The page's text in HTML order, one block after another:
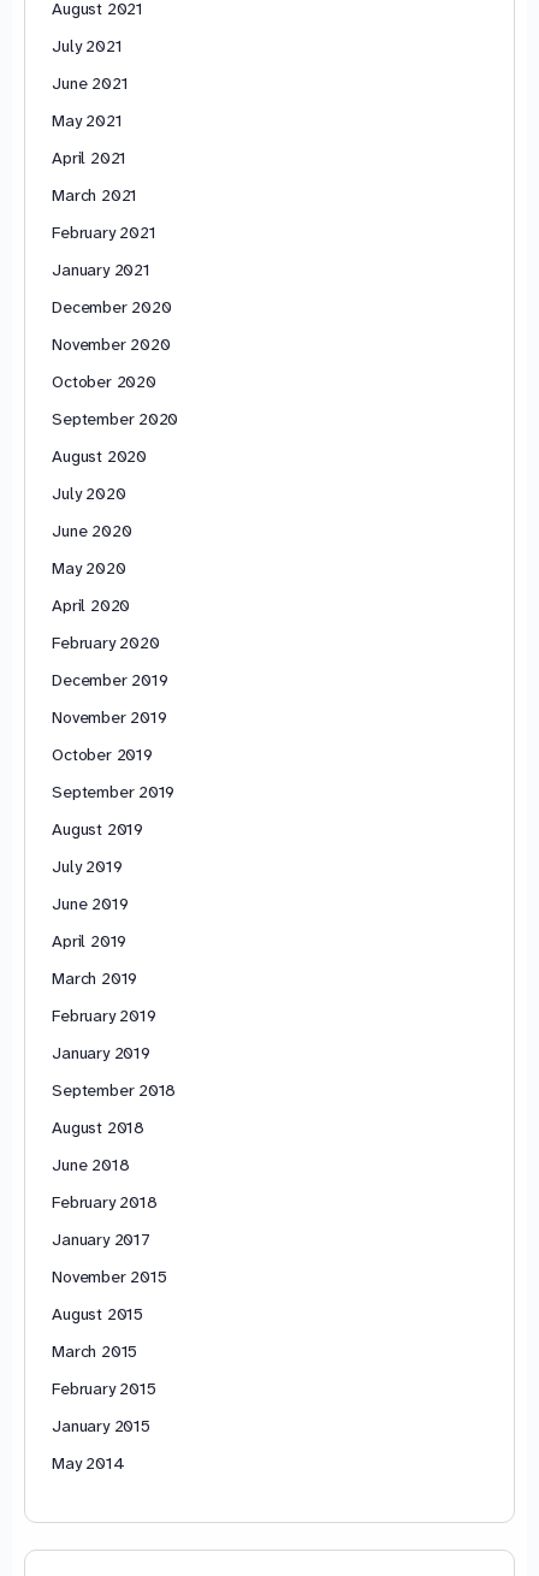
August 2021
July 2021
June 2021
May 2021
April 2021
March 2021
February 2021
January 2021
December 2020
November 2020
October 2020
September 2020
August 2020
July 2020
June 2020
May 2020
April 2020
February 2020
December 2019
November 2019
October 2019
September 2019
August 2019
July 2019
June 2019
April 2019
March 2019
February 2019
January 2019
September 2018
August 2018
June 2018
February 2018
January 2017
November 2015
August 2015
March 2015
February 2015
January 2015
May 2014